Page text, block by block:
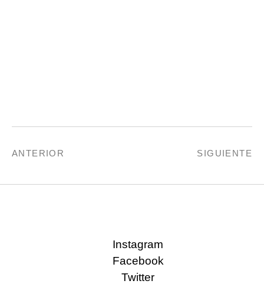
ANTERIOR SIGUIENTE
Instagram
Facebook
Twitter